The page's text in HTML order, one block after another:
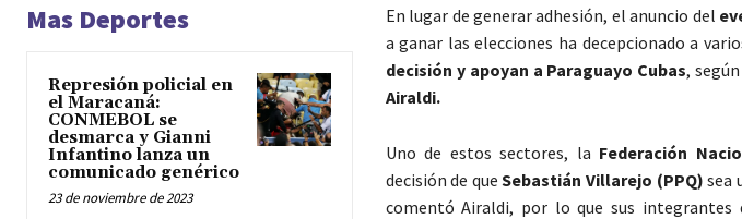
Mas Deportes
Represión policial en
el Maracaná:
CONMEBOL se
desmarca y Gianni
Infantino lanza un
comunicado genérico
23 de noviembre de 2023
En lugar de generar adhesión, el anuncio del
a ganar las elecciones ha decepcionado a
decisión y apoyan a Paraguayo Cubas,
Airaldi.
Uno de estos sectores, la Federación
decisión de queSebastián Villarejo (PPQ) sea
comentó Airaldi, por lo que sus integrantes